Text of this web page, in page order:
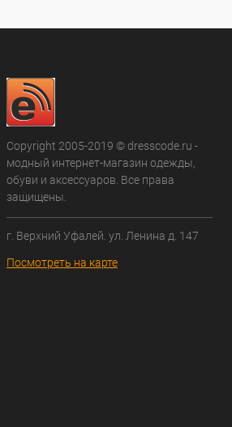
Copyright 2005-2019 © dresscode.ru -
модный интернет-магазин одежды,
обуви и аксессуаров. Все права
защищены.
г. Верхний Уфалей. ул. Ленина д. 147
Посмотреть на карте